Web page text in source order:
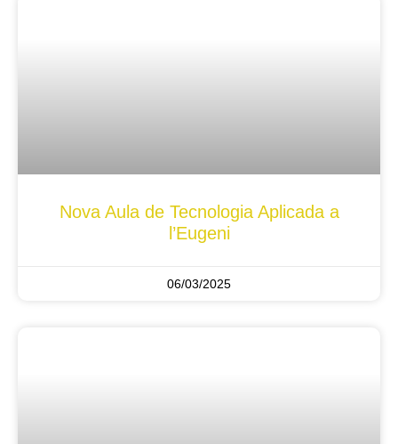
Nova Aula de Tecnologia Aplicada a
l’Eugeni
06/03/2025